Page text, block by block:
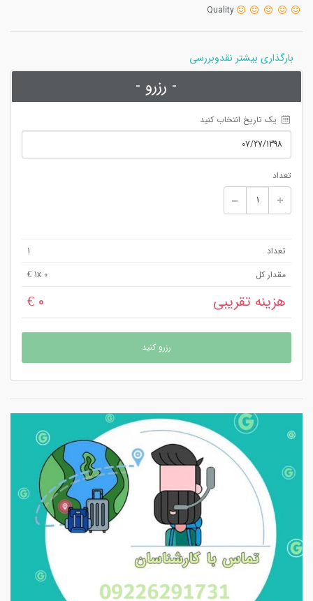
Quality
بارگذاری بیشتر نقدوبررسی
- رزرو -
یک تاریخ انتخاب کنید
تعداد
تعداد
1
مقدار کل
1x 0 €
هزینه تقریبی 0 €
رزرو کنید